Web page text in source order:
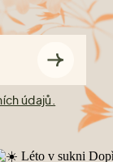
údajů.